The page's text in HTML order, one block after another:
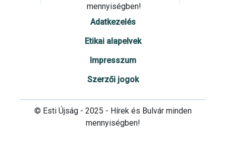
mennyiségben!
Adatkezelés
Etikai alapelvek
Impresszum
Szerzői jogok
© Esti Újság - 2025 - Hírek és Bulvár minden
mennyiségben!